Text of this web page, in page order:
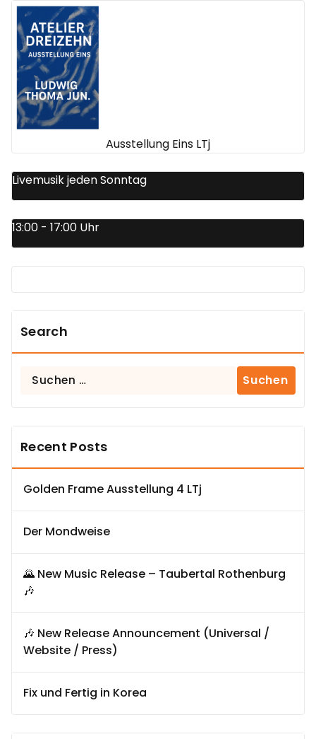
Ausstellung Eins LTj
Livemusik jeden Sonntag
13:00 - 17:00 Uhr
Search
Suchen
Recent Posts
Golden Frame Ausstellung 4 LTj
Der Mondweise
🌄 New Music Release – Taubertal Rothenburg
🎶
🎶 New Release Announcement (Universal /
Website / Press)
Fix und Fertig in Korea